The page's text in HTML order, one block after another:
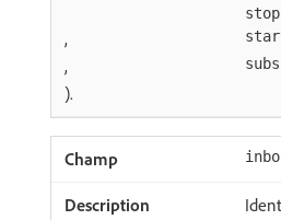
stop
,
,
).